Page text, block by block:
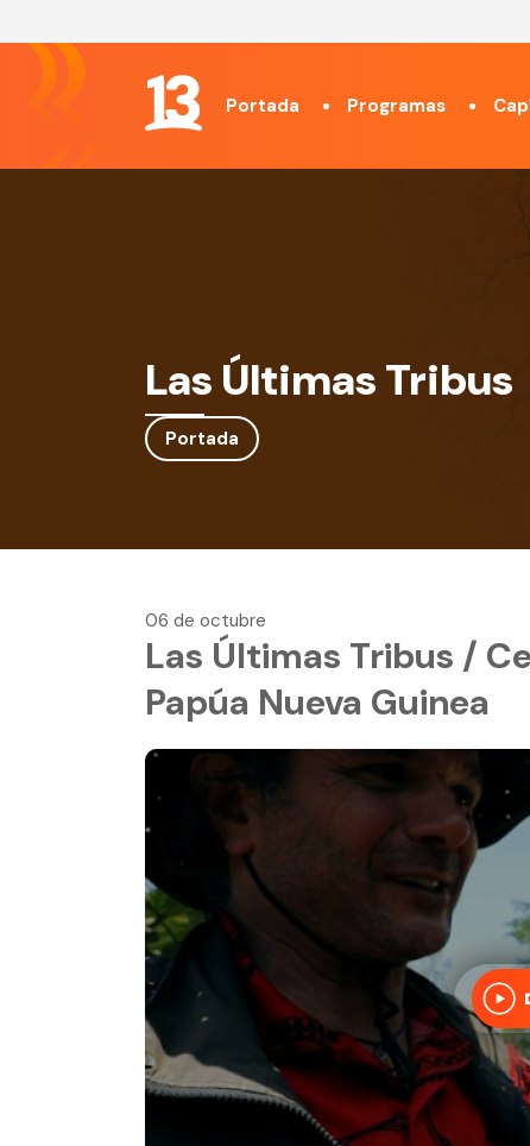
Portada Programas
Las Últimas Tribus
Portada
06 de octubre
Las Últimas Tribus /
Papúa Nueva Guinea